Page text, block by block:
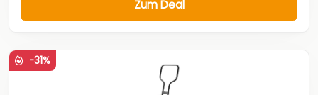
Zum Deal
-31%